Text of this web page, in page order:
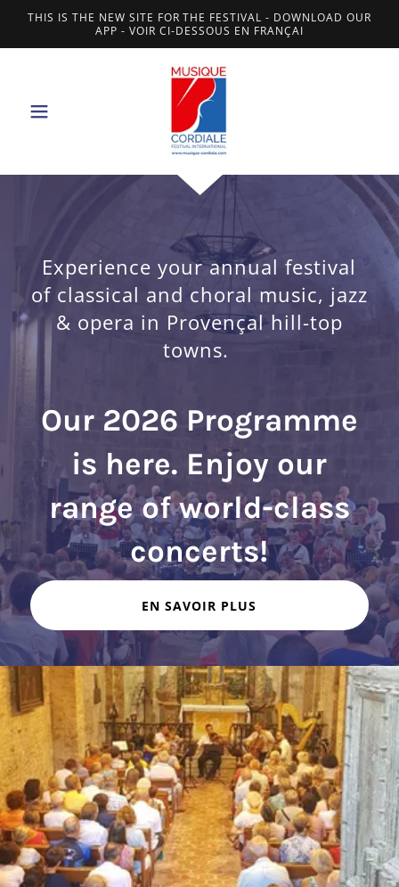
THIS IS THE NEW SITE FOR THE FESTIVAL - DOWNLOAD OUR
APP - VOIR CI-DESSOUS EN FRANÇAI
Experience your annual festival
of classical and choral music, jazz
& opera in Provençal hill-top
towns.
Our 2026 Programme
is here. Enjoy our
range of world-class
concerts!
EN SAVOIR PLUS